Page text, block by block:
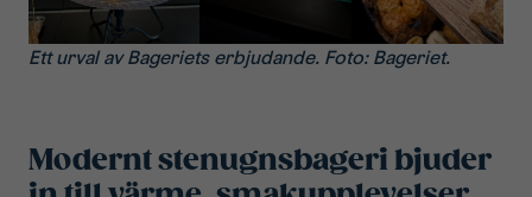
Ett urval av Bageriets erbjudande. Foto: Bageriet.
Modernt stenugnsbageri bjuder